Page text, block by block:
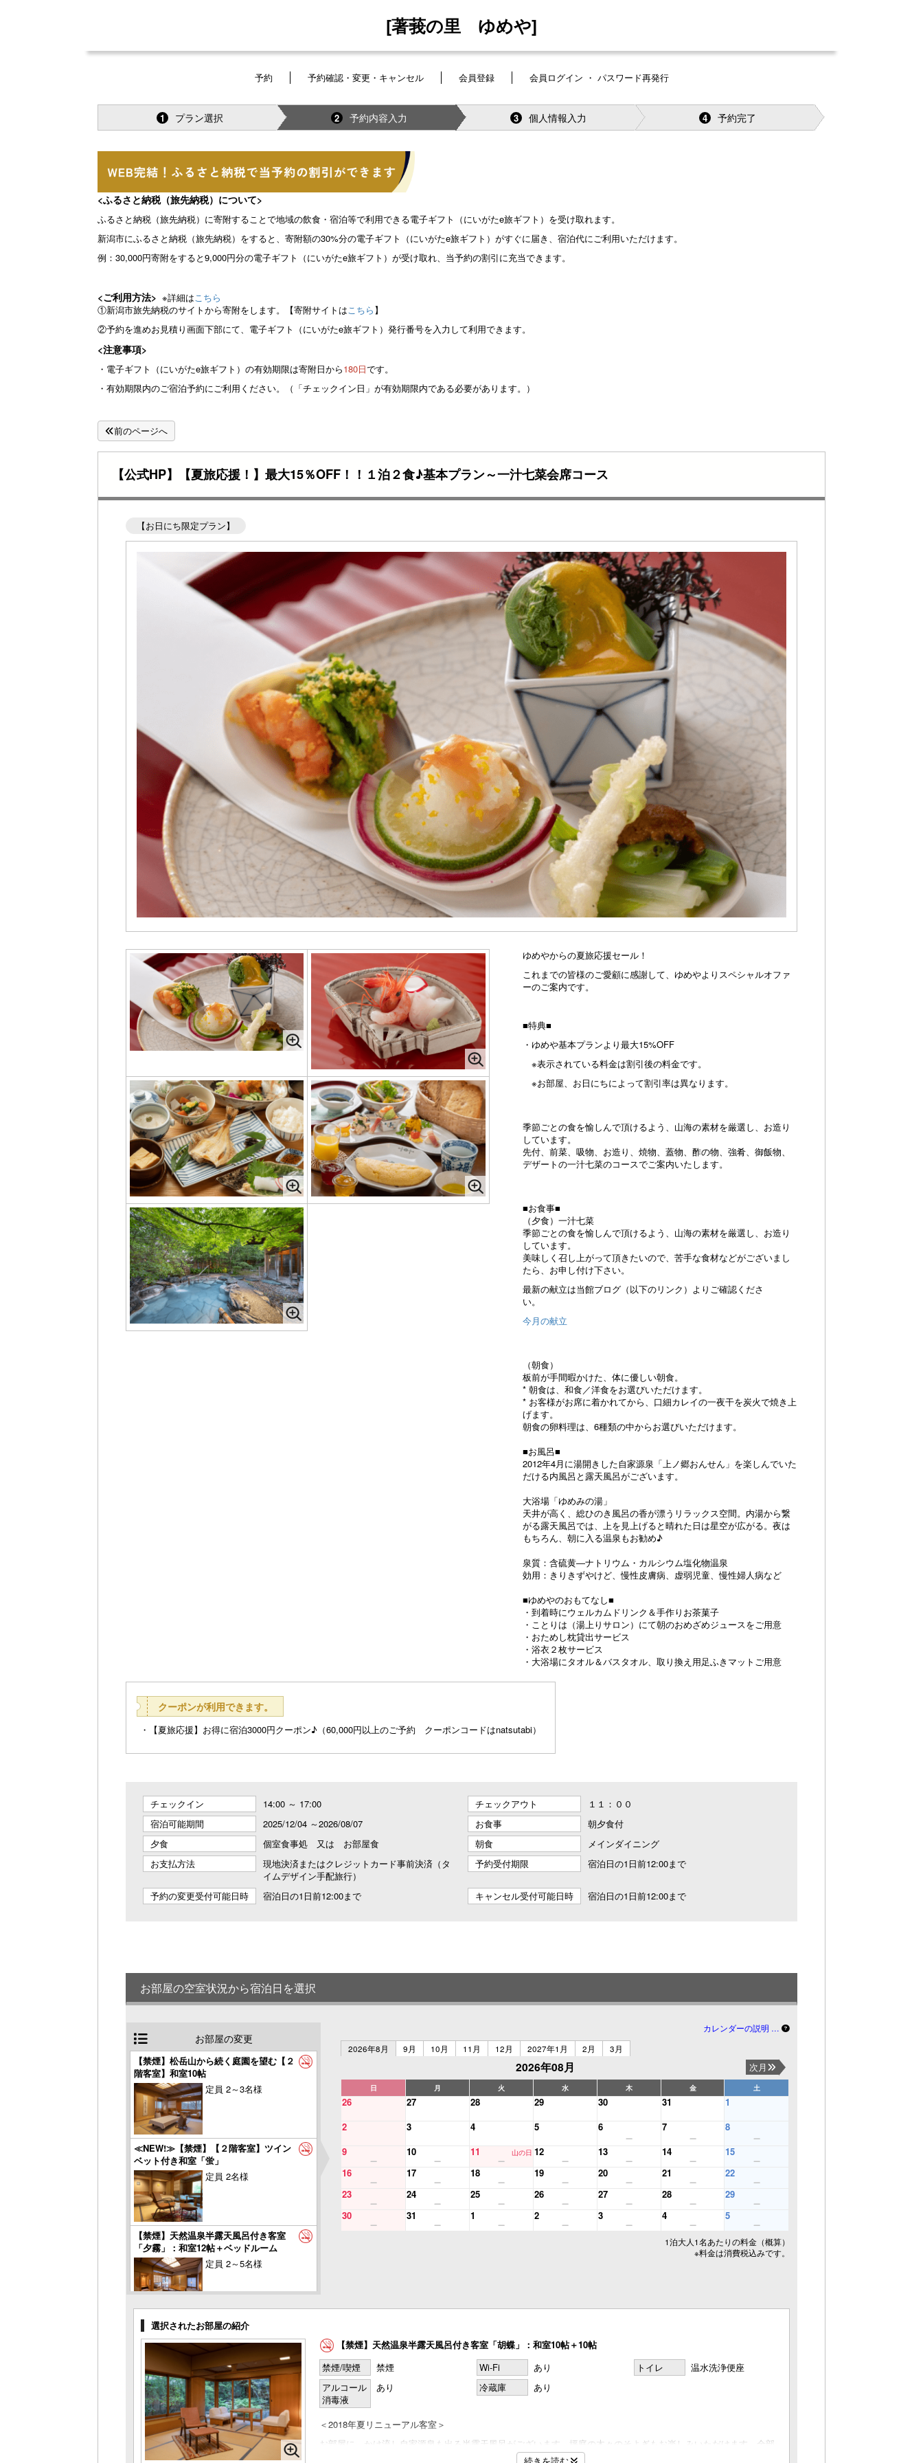
[著莪の里 ゆめや]
予約 予約確認・変更・キャンセル 会員登録 会員ログイン ・ パスワード再発行
1 プラン選択 2 予約内容入力 3 個人情報入力 4 予約完了
<ふるさと納税（旅先納税）について>
ふるさと納税（旅先納税）に寄附することで地域の飲食・宿泊等で利用できる電子ギフト（にいがたe旅ギフト）を受け取れます。
新潟市にふるさと納税（旅先納税）をすると、寄附額の30%分の電子ギフト（にいがたe旅ギフト）がすぐに届き、宿泊代にご利用いただけます。
例：30,000円寄附をすると9,000円分の電子ギフト（にいがたe旅ギフト）が受け取れ、当予約の割引に充当できます。
<ご利用方法> ※詳細はこちら
①新潟市旅先納税のサイトから寄附をします。【寄附サイトはこちら】
②予約を進めお見積り画面下部にて、電子ギフト（にいがたe旅ギフト）発行番号を入力して利用できます。
<注意事項>
・電子ギフト（にいがたe旅ギフト）の有効期限は寄附日から180日です。
・有効期限内のご宿泊予約にご利用ください。（「チェックイン日」が有効期限内である必要があります。）
前のページへ
【公式HP】【夏旅応援！】最大15％OFF！！１泊２食♪基本プラン～一汁七菜会席コース
【お日にち限定プラン】
ゆめやからの夏旅応援セール！
これまでの皆様のご愛顧に感謝して、ゆめやよりスペシャルオファ
ーのご案内です。
■特典■
・ゆめや基本プランより最大15%OFF
※表示されている料金は割引後の料金です。
※お部屋、お日にちによって割引率は異なります。
季節ごとの食を愉しんで頂けるよう、山海の素材を厳選し、お造り
しています。
先付、前菜、吸物、お造り、焼物、蓋物、酢の物、強肴、御飯物、
デザートの一汁七菜のコースでご案内いたします。
■お食事■
（夕食）一汁七菜
季節ごとの食を愉しんで頂けるよう、山海の素材を厳選し、お造り
しています。
美味しく召し上がって頂きたいので、苦手な食材などがございまし
たら、お申し付け下さい。
最新の献立は当館ブログ（以下のリンク）よりご確認くださ
い。
今月の献立
（朝食）
板前が手間暇かけた、体に優しい朝食。
* 朝食は、和食／洋食をお選びいただけます。
* お客様がお席に着かれてから、口細カレイの一夜干を炭火で焼き上
げます。
朝食の卵料理は、6種類の中からお選びいただけます。
■お風呂■
2012年4月に湯開きした自家源泉「上ノ郷おんせん」を楽しんでいた
だける内風呂と露天風呂がございます。
大浴場「ゆめみの湯」
天井が高く、総ひのき風呂の香が漂うリラックス空間。内湯から繋
がる露天風呂では、上を見上げると晴れた日は星空が広がる。夜は
もちろん、朝に入る温泉もお勧め♪
泉質：含硫黄―ナトリウム・カルシウム塩化物温泉
効用：きりきずやけど、慢性皮膚病、虚弱児童、慢性婦人病など
■ゆめやのおもてなし■
・到着時にウェルカムドリンク＆手作りお茶菓子
・ことりは（湯上りサロン）にて朝のおめざめジュースをご用意
・おためし枕貸出サービス
・浴衣２枚サービス
・大浴場にタオル＆バスタオル、取り換え用足ふきマットご用意
クーポンが利用できます。
【夏旅応援】お得に宿泊3000円クーポン♪（60,000円以上のご予約 クーポンコードはnatsutabi）
チェックイン 14:00 ～ 17:00 チェックアウト
１１：００
宿泊可能期間
2025/12/04 ～2026/08/07 お食事
朝夕食付
夕食
個室食事処 又は お部屋食 朝食
メインダイニング
お支払方法
現地決済またはクレジットカード事前決済（タ
イムデザイン手配旅行）
予約受付期限 宿泊日の1日前12:00まで
予約の変更受付可能日時 宿泊日の1日前12:00まで キャンセル受付可能日時 宿泊日の1日前12:00まで
お部屋の空室状況から宿泊日を選択
お部屋の変更
【禁煙】松岳山から続く庭園を望む【２
階客室】和室10帖
定員 2～3名様
≪NEW!≫【禁煙】【２階客室】ツイン
ベット付き和室「蛍」
定員 2名様
【禁煙】天然温泉半露天風呂付き客室
「夕霧」：和室12帖＋ベッドルーム
定員 2～5名様
【禁煙】天然温泉半露天風呂付き客室
「胡蝶」：和室10帖＋10帖
定員 2～5名様
【禁煙】天然温泉半露天風呂付き客室
「浮舟」：和室12帖＋和座ベッドルーム
定員 2～5名様
カレンダーの説明 …
2026年8月
9月 10月 11月 12月 2027年1月 2月 3月
2026年08月 次月
日 月 火 水 木 金 土
26 27 28 29 30 31
1
2
3 4 5 6 7
8
9
10 11 山の日 12 13 14
15
16
17 18 19 20 21
22
23
24 25 26 27 28
29
30
31 1 2 3 4 5
1泊大人1名あたりの料金（概算）
※料金は消費税込みです。
選択されたお部屋の紹介
【禁煙】天然温泉半露天風呂付き客室「胡蝶」：和室10帖＋10帖
禁煙/喫煙
禁煙 Wi-Fi あり トイレ
温水洗浄便座
アルコール
消毒液
あり 冷蔵庫 あり
＜2018年夏リニューアル客室＞
お部屋に、かけ流し自家源泉も出る半露天風呂がございます。坪庭の木々のそよぎもお楽しみいただけます。全部
で20帖の広々とした造りなので、女性グループにも大人気のお部屋です。